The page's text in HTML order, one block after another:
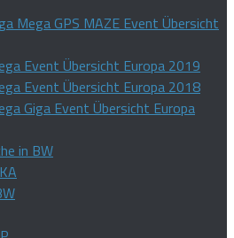
Mega GPS MAZE Event Übersicht
Event Übersicht Europa 2019
Event Übersicht Europa 2018
Giga Event Übersicht Europa
in BW